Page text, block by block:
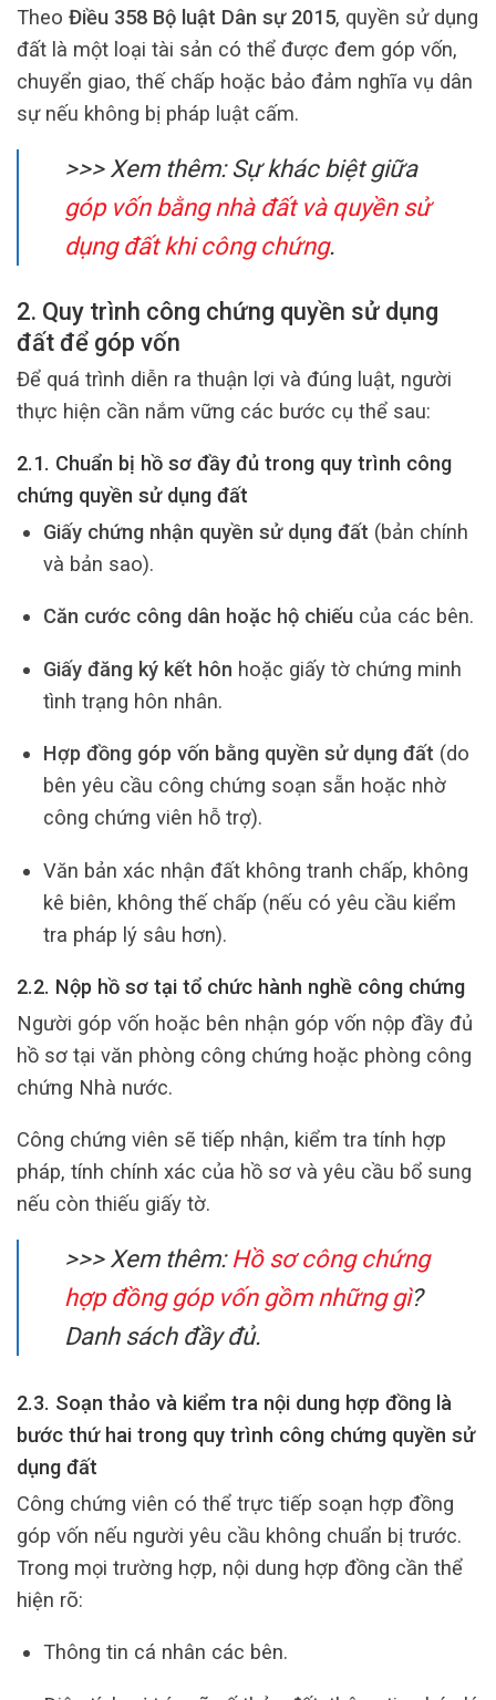
Theo Điều 358 Bộ luật Dân sự 2015, quyền sử dụng
đất là một loại tài sản có thể được đem góp vốn,
chuyển giao, thế chấp hoặc bảo đảm nghĩa vụ dân
sự nếu không bị pháp luật cấm.
>>> Xem thêm: Sự khác biệt giữa
góp vốn bằng nhà đất và quyền sử
dụng đất khi công chứng.
2. Quy trình công chứng quyền sử dụng
đất để góp vốn
Để quá trình diễn ra thuận lợi và đúng luật, người
thực hiện cần nắm vững các bước cụ thể sau:
2.1. Chuẩn bị hồ sơ đầy đủ trong quy trình công
chứng quyền sử dụng đất
Giấy chứng nhận quyền sử dụng đất (bản chính
và bản sao).
Căn cước công dân hoặc hộ chiếucủa các bên.
Giấy đăng ký kết hôn hoặc giấy tờ chứng minh
tình trạng hôn nhân.
Hợp đồng góp vốn bằng quyền sử dụng đất (do
bên yêu cầu công chứng soạn sẵn hoặc nhờ
công chứng viên hỗ trợ).
Văn bản xác nhận đất không tranh chấp, không
kê biên, không thế chấp (nếu có yêu cầu kiểm
tra pháp lý sâu hơn).
2.2. Nộp hồ sơ tại tổ chức hành nghề công chứng
Người góp vốn hoặc bên nhận góp vốn nộp đầy đủ
hồ sơ tại văn phòng công chứng hoặc phòng công
chứng Nhà nước.
Công chứng viên sẽ tiếp nhận, kiểm tra tính hợp
pháp, tính chính xác của hồ sơ và yêu cầu bổ sung
nếu còn thiếu giấy tờ.
>>> Xem thêm: Hồ sơ công chứng
hợp đồng góp vốn gồm những gì?
Danh sách đầy đủ.
2.3. Soạn thảo và kiểm tra nội dung hợp đồng là
bước thứ hai trong quy trình công chứng quyền sử
dụng đất
Công chứng viên có thể trực tiếp soạn hợp đồng
góp vốn nếu người yêu cầu không chuẩn bị trước.
Trong mọi trường hợp, nội dung hợp đồng cần thể
hiện rõ:
Thông tin cá nhân các bên.